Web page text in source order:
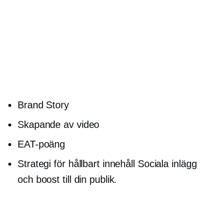
Brand Story
Skapande av video
EAT-poäng
Strategi för hållbart innehåll Sociala inlägg
och boost till din publik.